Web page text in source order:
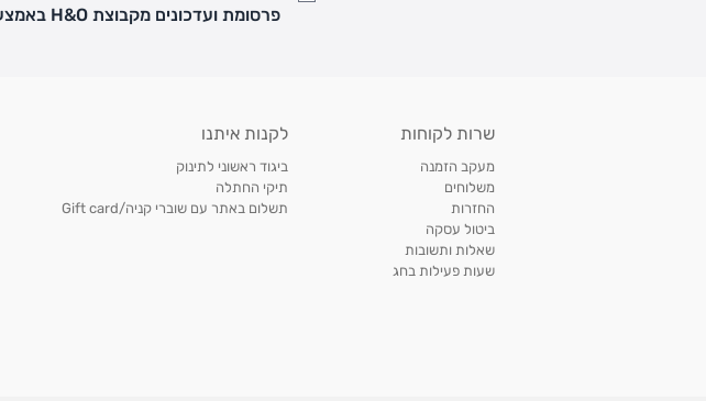
• לפניות ובירורים בנושא משלוחים אנא פנו לשירות הלקוחות בצ'אט באתר
כתובת: אבא אחימאיר 31, תל אביב (מאחורי בנק הפועלים מול הדואר). ניתן לאסוף הזמנות בימים א'-
• יש לוודא שחבילה התקבלה טרם ההגעה. סמס יישלח החבילה מוכנה לאיסוף. טלפון לבירור בסניף:
פרסומת ועדכונים מקבוצת H&O באמצעי המדיה השונים לרבות דוא"ל, SMS וכיו"ב
שרות לקוחות
מעקב הזמנה
משלוחים
החזרות
ביטול עסקה
שאלות ותשובות
שעות פעילות בחג
לקנות איתנו
ביגוד ראשוני לתינוק
תיקי החתלה
תשלום באתר עם שוברי קניה/Gift card